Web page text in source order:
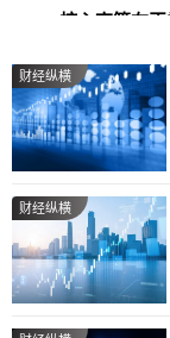
核心高管在
宗馥莉于
代表人、董事及董
前完成董事会审
目前，天眼
表人仍为宗馥莉
企业的法定代表人
财经纵横
财经纵横